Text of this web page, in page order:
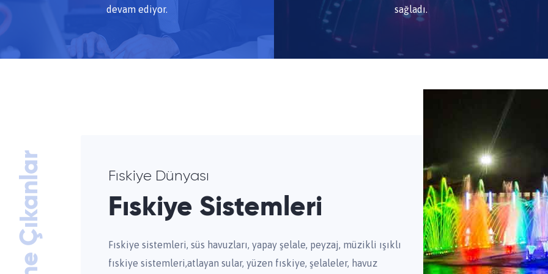
devam ediyor.
sağladı.
Öne Çıkanlar Fıskiye Dünyası
Fıskiye Sistemleri
Fıskiye sistemleri, süs havuzları, yapay şelale, peyzaj, müzikli ışıklı
fıskiye sistemleri,atlayan sular, yüzen fıskiye, şelaleler, havuz